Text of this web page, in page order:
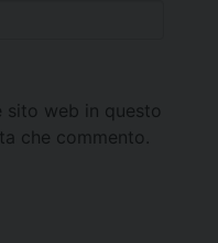
sito web in questo
che commento.